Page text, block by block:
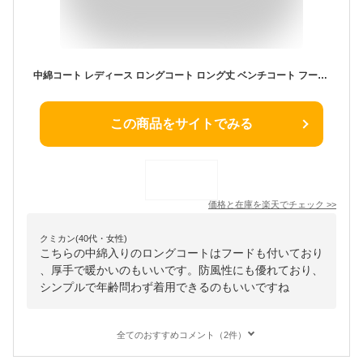
中綿コート レディース ロングコート ロング丈 ベンチコート フード付き ダウンジャケット アウター シンプル 厚手 あったか 防寒 防寒 通勤 母の日 プレゼント ギフト 送料無料
この商品をサイトでみる
価格と在庫を楽天でチェック >>
クミカン(40代・女性)
こちらの中綿入りのロングコートはフードも付いており
、厚手で暖かいのもいいです。防風性にも優れており、
シンプルで年齢問わず着用できるのもいいですね
全てのおすすめコメント（2件）